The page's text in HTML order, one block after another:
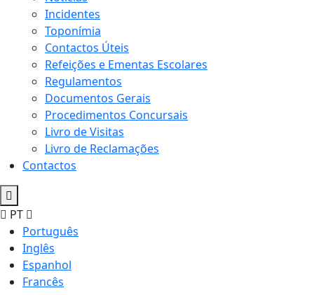
Incidentes
Toponímia
Contactos Úteis
Refeições e Ementas Escolares
Regulamentos
Documentos Gerais
Procedimentos Concursais
Livro de Visitas
Livro de Reclamações
Contactos
PT
Português
Inglês
Espanhol
Francês